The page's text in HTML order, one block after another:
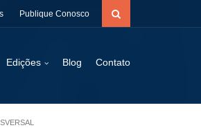
Publique Conosco
Edições Blog Contato